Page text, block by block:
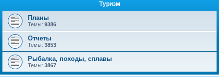
Туризм
Планы
Темы: 9386
Отчеты
Темы: 3853
Рыбалка, походы, сплавы
Темы: 3867